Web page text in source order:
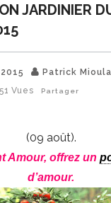
JARDINIER
Patrick
Vues Partager
(09 août).
Amour, offrez un
d’amour.